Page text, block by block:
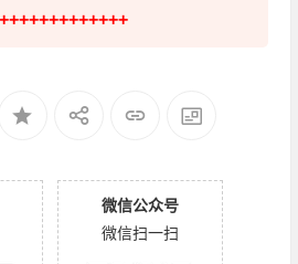
微信公众号
微信扫一扫